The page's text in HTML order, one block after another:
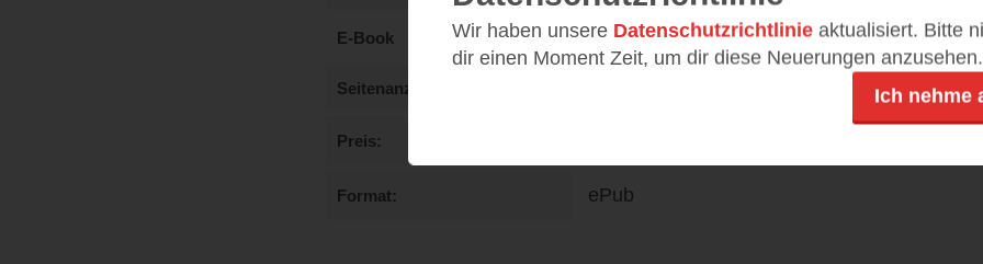
E-Book
Seitenanzahl
Preis
Format ePub
Wir haben unsere Datenschutzrichtlinie aktualisiert. Bitte
dir einen Moment Zeit, um dir diese Neuerungen anzusehen.
Ich nehme